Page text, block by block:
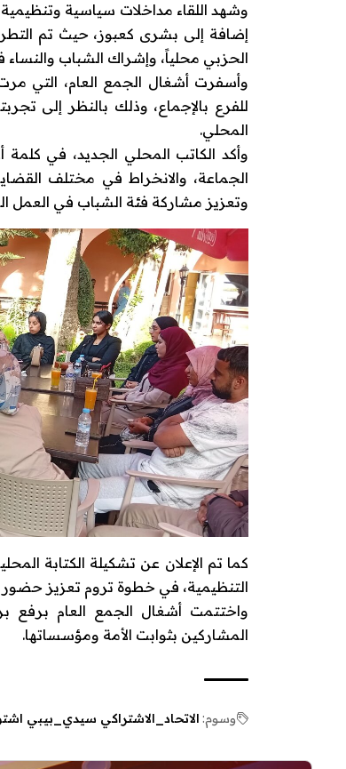
وشهد اللقاء مداخلات سياسية
إضافة إلى بشرى كعبوز، حيث تم
الحزبي محلياً، وإشراك الشباب والنساء
وأسفرت أشغال الجمع العام، التي
للفرع بالإجماع، وذلك بالنظر إلى
المحلي.
وأكد الكاتب المحلي الجديد، في
الجماعة، والانخراط في مختلف
وتعزيز مشاركة فئة الشباب في العمل
كما تم الإعلان عن تشكيلة الكتابة
التنظيمية، في خطوة تروم تعزيز حضور
واختتمت أشغال الجمع العام برفع
المشاركين بثوابت الأمة ومؤسساتها.
وسوم: الاتحاد_الاشتراكي سيدي_بيبي